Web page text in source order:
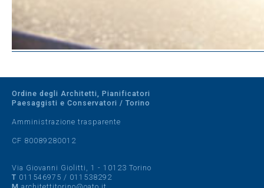
Ordine degli Architetti, Pianificatori
Paesaggisti e Conservatori / Torino
Amministrazione trasparente
CF 80089280012
Via Giovanni Giolitti, 1 - 10123 Torino
T 011546975 / 011538292